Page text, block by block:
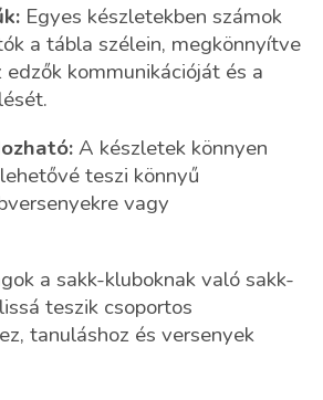
Egyes készletekben számok
a tábla szélein, megkönnyítve
edzők kommunikációját és a
A készletek könnyen
teszi könnyű
vagy
a sakk-kluboknak való sakk-
teszik csoportos
tanuláshoz és versenyek